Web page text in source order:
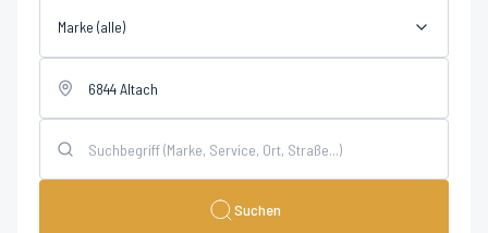
Marke (alle)
Suchen